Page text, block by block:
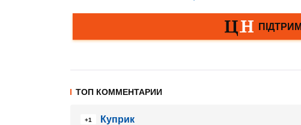
ТОП КОММЕНТАРИИ
+1
Куприк